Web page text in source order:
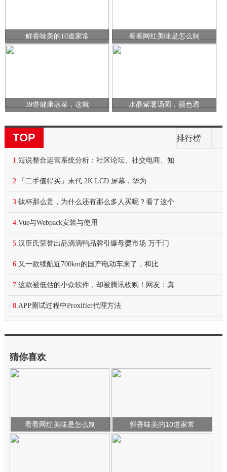
鲜香味美的10道家常 看看网红美味是怎么制
39道健康蒸菜，这就 水晶紫薯汤圆，颜色透
TOP 排行榜
1. 短说整合运营系统分析：社区论坛、社交电商、知
2. 「二手值得买」末代 2K LCD 屏幕，华为
3. 钛杯那么贵，为什么还有那么多人买呢？看了这个
4. Vue与Webpack安装与使用
5. 汉臣氏荣誉出品滴滴鸭品牌引爆母婴市场 万千门
6. 又一款续航近700km的国产电动车来了，和比
7. 这款被低估的小众软件，却被腾讯收购！网友：真
8. APP测试过程中Proxifier代理方法
猜你喜欢
看看网红美味是怎么制 鲜香味美的10道家常